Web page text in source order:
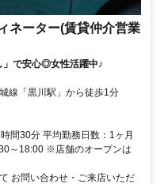
ネーター(賃貸仲介営業
」で安心◎女性活躍中♪
線「黒川駅」から徒歩1分
間30分 平均勤務日数：1ヶ月
～18:00 ※店舗のオープンは
お問い合わせ・ご来店いただ